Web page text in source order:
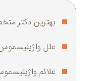
بهترین دکتر
علل
علائم